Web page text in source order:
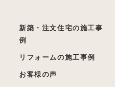
新築・注文住宅の施工事
例
リフォームの施工事例
お客様の声